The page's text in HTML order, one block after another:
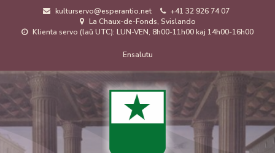
kulturservo@esperantio.net
+41 32 926 74 07
La Chaux-de-Fonds, Svislando
Klienta servo (laŭ UTC): LUN-VEN, 8h00-11h00 kaj 14h00-16h00
de
uzanto
Ensalutu